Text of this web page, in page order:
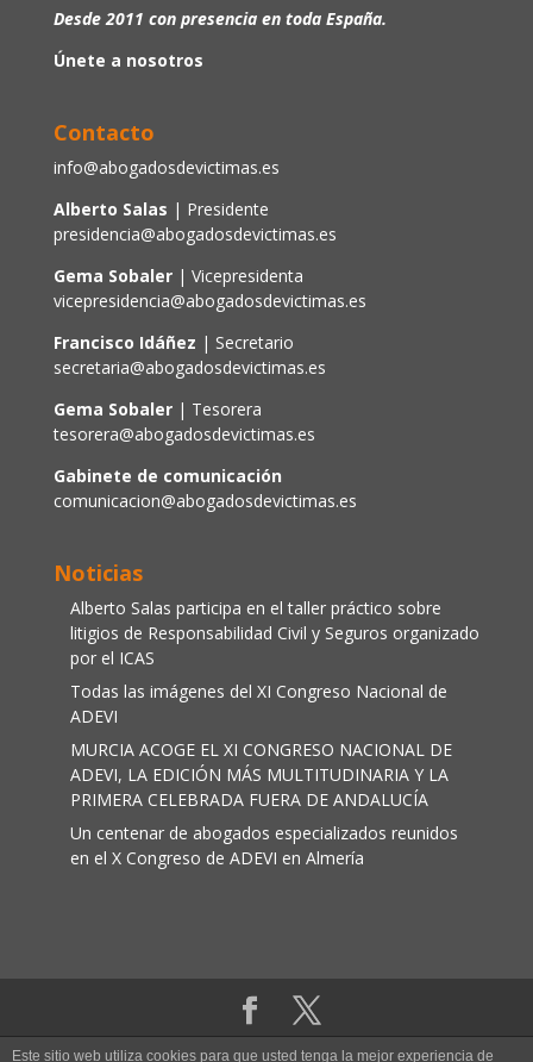
Desde 2011 con presencia en toda España.
Únete a nosotros
Contacto
info@abogadosdevictimas.es
Alberto Salas | Presidente
presidencia@abogadosdevictimas.es
Gema Sobaler | Vicepresidenta
vicepresidencia@abogadosdevictimas.es
Francisco Idáñez | Secretario
secretaria@abogadosdevictimas.es
Gema Sobaler| Tesorera
tesorera@abogadosdevictimas.es
Gabinete de comunicación
comunicacion@abogadosdevictimas.es
Noticias
Alberto Salas participa en el taller práctico sobre
litigios de Responsabilidad Civil y Seguros organizado
por el ICAS
Todas las imágenes del XI Congreso Nacional de
ADEVI
MURCIA ACOGE EL XI CONGRESO NACIONAL DE
ADEVI, LA EDICIÓN MÁS MULTITUDINARIA Y LA
PRIMERA CELEBRADA FUERA DE ANDALUCÍA
Un centenar de abogados especializados reunidos
en el X Congreso de ADEVI en Almería
Aviso legal|Política de cookies
Este sitio web utiliza cookies para que usted tenga la mejor experiencia de